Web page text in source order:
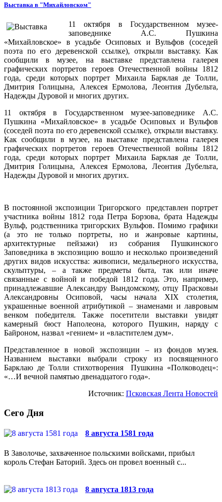
Выставка в "Михайловском"
11 октября в Государственном музее-
заповеднике А.С. Пушкина
«Михайловское» в усадьбе Осиповых и Вульфов (соседей
поэта по его деревенской ссылке), открыли выставку. Как
сообщили в музее, на выставке представлена галерея
графических портретов героев Отечественной войны 1812
года, среди которых портрет Михаила Барклая де Толли,
Дмитрия Голицына, Алексея Ермолова, Леонтия Дубельта,
Надежды Дуровой и многих других.
11 октября в Государственном музее-заповеднике А.С.
Пушкина «Михайловское» в усадьбе Осиповых и Вульфов
(соседей поэта по его деревенской ссылке), открыли выставку.
Как сообщили в музее, на выставке представлена галерея
графических портретов героев Отечественной войны 1812
года, среди которых портрет Михаила Барклая де Толли,
Дмитрия Голицына, Алексея Ермолова, Леонтия Дубельта,
Надежды Дуровой и многих других.
В постоянной экспозиции Тригорского представлен портрет
участника войны 1812 года Петра Борзова, брата Надежды
Вульф, родственника тригорских Вульфов. Помимо графики
(а это не только портреты, но и жанровые картины,
архитектурные пейзажи) из собрания Пушкинского
Заповедника в экспозицию вошло и несколько произведений
других видов искусства: живописи, медальерного искусства,
скульптуры, – а также предметы быта, так или иначе
связанные с войной и победой 1812 года. Это, например,
принадлежавшие Александру Вындомскому, отцу Прасковьи
Александровны Осиповой, часы начала XIX столетия,
украшенные военной атрибутикой – знаменами и лавровым
венком победителя. Также посетители выставки увидят
камерный бюст Наполеона, которого Пушкин, наряду с
Байроном, назвал «гением» и «властителем дум».
Представленное в новой экспозиции – из фондов музея.
Названием выставки выбрали строку из посвященного
Барклаю де Толли стихотворения Пушкина «Полководец»:
«…И вечной памятью двенадцатого года».
Источник: Псковская Лента Новостей
Сего Дня
8 августа 1581 года
В Заволочье, захваченное польскими войсками, прибыл
король Стефан Баторий. Здесь он провел военный с...
8 августа 1813 года